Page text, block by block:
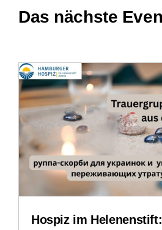
Stellenangebote
Veranstaltungen
Impressum
Datenschutzerklärung
Das nächste
Hospiz im